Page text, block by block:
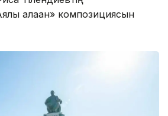
алақан» композициясын